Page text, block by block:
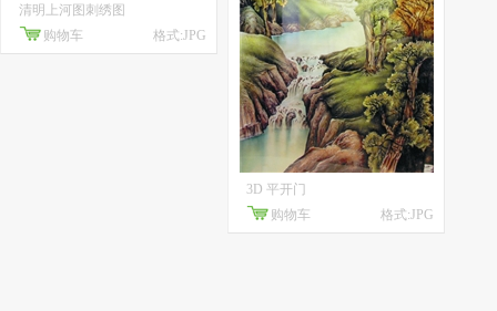
清明上河图刺绣图
购物车
格式:JPG
3D 平开门
购物车
格式:JPG